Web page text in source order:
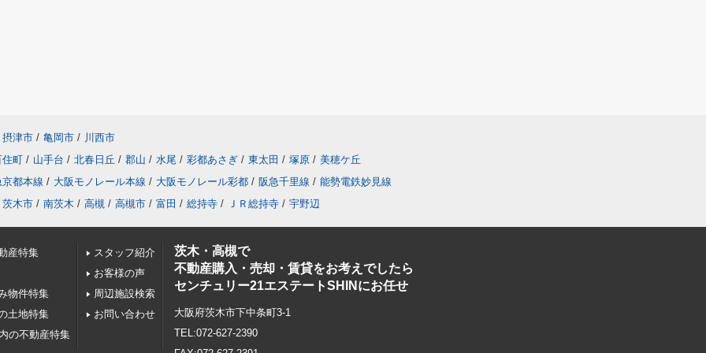
摂津市 / 亀岡市 / 川西市
住町 / 山手台 / 北春日丘 / 郡山 / 水尾 / 彩都あさぎ / 東太田 / 塚原 / 美穂ケ丘
京都本線 / 大阪モノレール本線 / 大阪モノレール彩都 / 阪急千里線 / 能勢電鉄妙見線
茨木市 / 南茨木 / 高槻 / 高槻市 / 富田 / 総持寺 / ＪＲ総持寺 / 宇野辺
産特集
物件特集
土地特集
の不動産特集
スタッフ紹介
お客様の声
周辺施設検索
お問い合わせ
茨木・高槻で
不動産購入・売却・賃貸をお考えでしたら
センチュリー21エステートSHINにお任せ
大阪府茨木市下中条町3-1
TEL:072-627-2390